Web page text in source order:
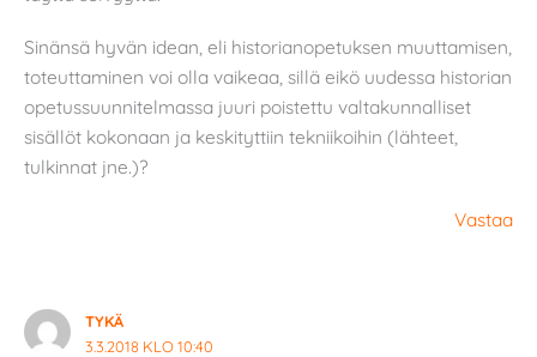
Sinänsä hyvän idean, eli historianopetuksen muuttamisen,
toteuttaminen voi olla vaikeaa, sillä eikö uudessa historian
opetussuunnitelmassa juuri poistettu valtakunnalliset
sisällöt kokonaan ja keskityttiin tekniikoihin (lähteet,
tulkinnat jne.)?
Vastaa
TYKÄ
3.3.2018 KLO 10:40